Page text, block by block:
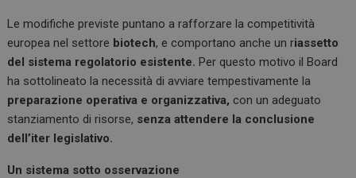
Le modifiche previste puntano a rafforzare la competitività
europea nel settore biotech, e comportano anche un riassetto
del sistema regolatorio esistente.Per questo motivo il Board
ha sottolineato la necessità di avviare tempestivamente la
preparazione operativa e organizzativa, con un adeguato
stanziamento di risorse, senza attendere la conclusione
dell’iter legislativo.
Un sistema sotto osservazione